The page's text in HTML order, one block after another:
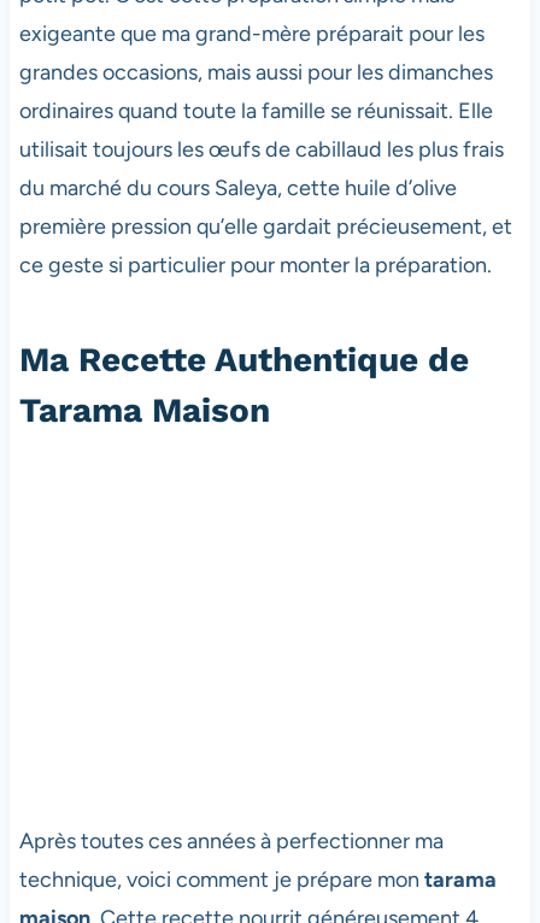
exigeante que ma grand-mère préparait pour les
grandes occasions, mais aussi pour les dimanches
ordinaires quand toute la famille se réunissait. Elle
utilisait toujours les œufs de cabillaud les plus frais
du marché du cours Saleya, cette huile d’olive
première pression qu’elle gardait précieusement, et
ce geste si particulier pour monter la préparation.
Ma Recette Authentique de
Tarama Maison
Après toutes ces années à perfectionner ma
technique, voici comment je prépare mon tarama